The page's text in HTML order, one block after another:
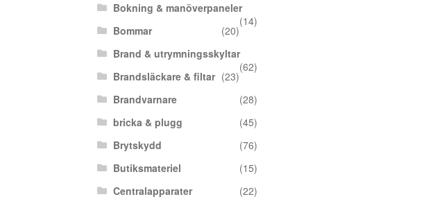
Bokning & manöverpaneler
(14)
Bommar
(20)
Brand & utrymningsskyltar
(62)
Brandsläckare & filtar (23)
Brandvarnare
(28)
bricka & plugg
(45)
Brytskydd
(76)
Butiksmateriel
(15)
Centralapparater
(22)